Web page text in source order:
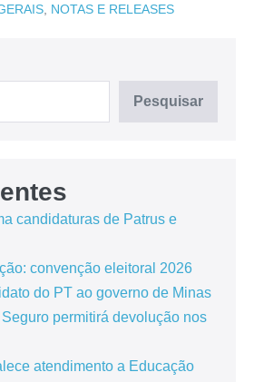
NOTAS E RELEASES
Pesquisar
candidaturas de Patrus e
convenção eleitoral 2026
do PT ao governo de Minas
permitirá devolução nos
atendimento a Educação